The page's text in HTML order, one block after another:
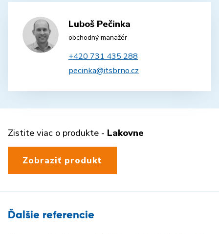
Luboš Pečinka
obchodný manažér
+420 731 435 288
pecinka@itsbrno.cz
Zistite viac o produkte - Lakovne
Zobraziť produkt
Ďalšie referencie